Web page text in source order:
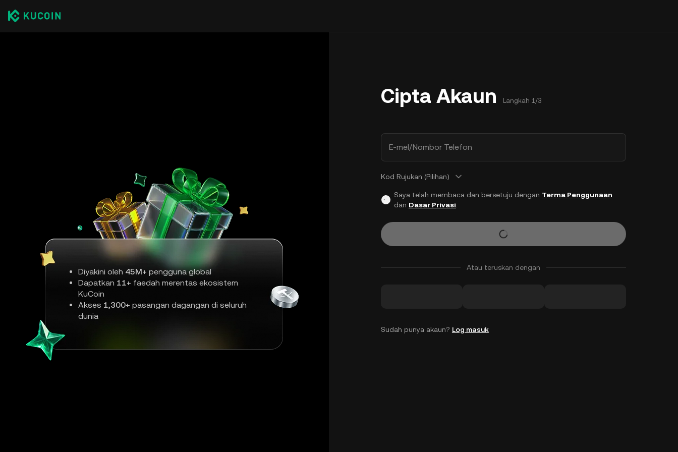
Diyakini oleh 45M+ pengguna global
Dapatkan 11+ faedah merentas ekosistem
KuCoin
Akses 1,300+ pasangan dagangan di seluruh
dunia
Cipta Akaun Langkah 1/3
E-mel/Nombor Telefon
Kod Rujukan (Pilihan)
Saya telah membaca dan bersetuju dengan Terma Penggunaan
dan Dasar Privasi
Atau teruskan dengan
Sudah punya akaun? Log masuk